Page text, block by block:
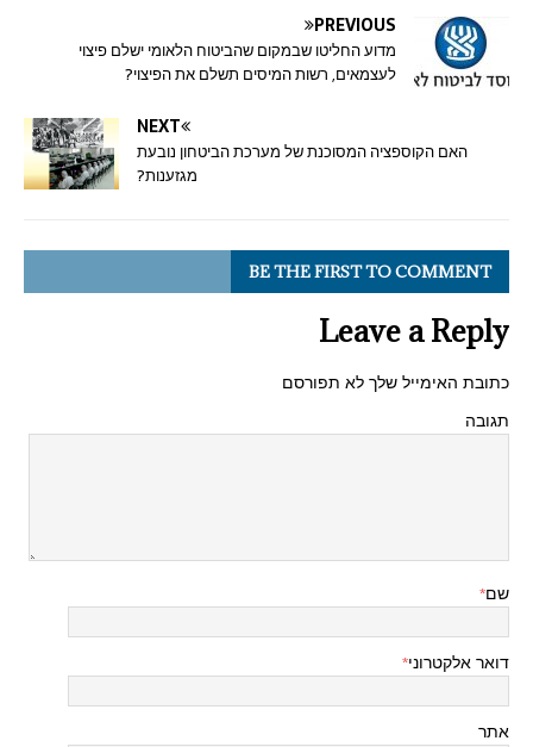
PREVIOUS
מדוע החליטו שבמקום שהביטוח הלאומי ישלם פיצוי
לעצמאים, רשות המיסים תשלם את הפיצוי?
NEXT
האם הקוספציה המסוכנת של מערכת הביטחון נובעת
מגזענות?
BE THE FIRST TO COMMENT
Leave a Reply
כתובת האימייל שלך לא תפורסם
תגובה
שם*
דואר אלקטרוני*
אתר